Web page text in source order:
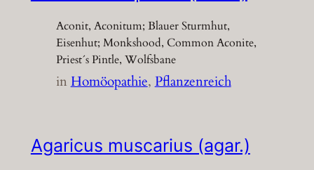
Aconit, Aconitum; Blauer Sturmhut,
Eisenhut; Monkshood, Common Aconite,
Priest´s Pintle, Wolfsbane
inHomöopathie, Pflanzenreich
Agaricus muscarius (agar.)